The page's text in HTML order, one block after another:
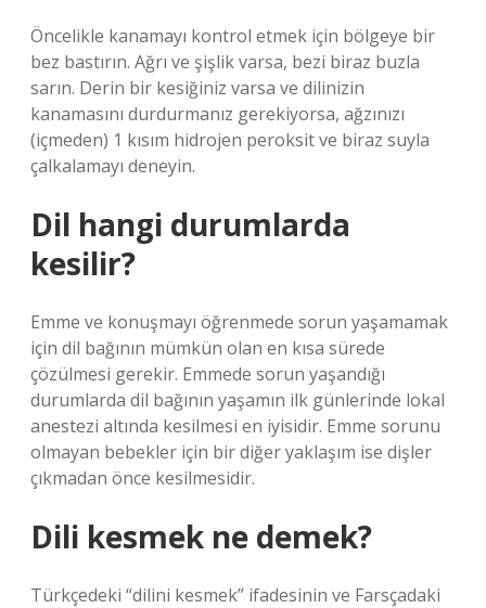
Öncelikle kanamayı kontrol etmek için bölgeye bir
bez bastırın. Ağrı ve şişlik varsa, bezi biraz buzla
sarın. Derin bir kesiğiniz varsa ve dilinizin
kanamasını durdurmanız gerekiyorsa, ağzınızı
(içmeden) 1 kısım hidrojen peroksit ve biraz suyla
çalkalamayı deneyin.
Dil hangi durumlarda
kesilir?
Emme ve konuşmayı öğrenmede sorun yaşamamak
için dil bağının mümkün olan en kısa sürede
çözülmesi gerekir. Emmede sorun yaşandığı
durumlarda dil bağının yaşamın ilk günlerinde lokal
anestezi altında kesilmesi en iyisidir. Emme sorunu
olmayan bebekler için bir diğer yaklaşım ise dişler
çıkmadan önce kesilmesidir.
Dili kesmek ne demek?
Türkçedeki “dilini kesmek” ifadesinin ve Farsçadaki